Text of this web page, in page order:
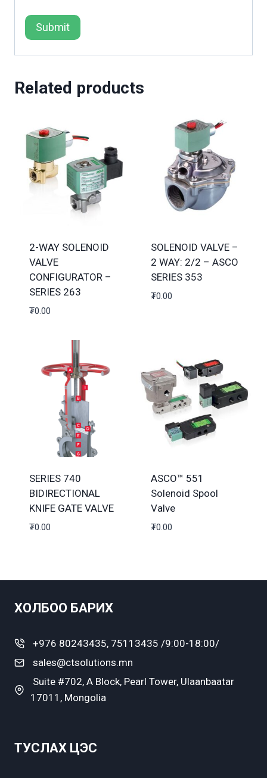
Related products
2-WAY SOLENOID
VALVE
CONFIGURATOR –
SERIES 263
₮0.00
SOLENOID VALVE –
2 WAY: 2/2 – ASCO
SERIES 353
₮0.00
SERIES 740
BIDIRECTIONAL
KNIFE GATE VALVE
₮0.00
ASCO™ 551
Solenoid Spool
Valve
₮0.00
ХОЛБОО БАРИХ
+976 80243435, 75113435 /9:00-18:00/
sales@ctsolutions.mn
Suite #702, A Block, Pearl Tower, Ulaanbaatar
17011, Mongolia
ТУСЛАХ ЦЭС